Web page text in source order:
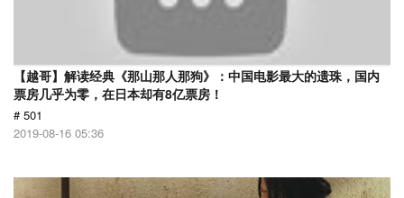
【越哥】解读经典《那山那人那狗》：中国电影最大的遗珠，国内
票房几乎为零，在日本却有8亿票房！
# 501
2019-08-16 05:36